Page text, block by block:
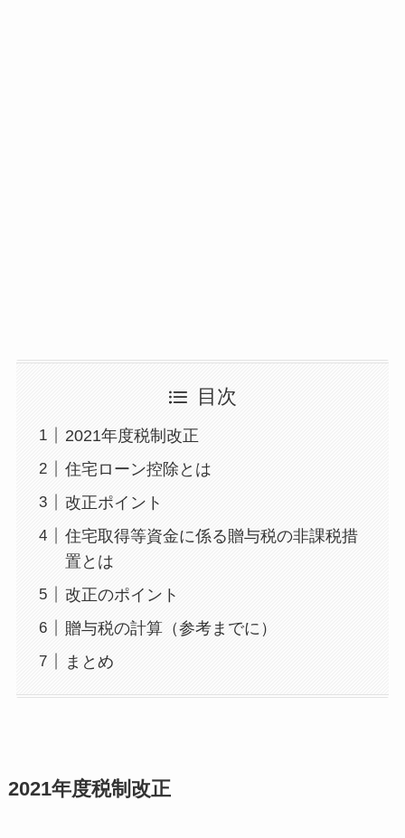
目次
2021年度税制改正
住宅ローン控除とは
改正ポイント
住宅取得等資金に係る贈与税の非課税措
置とは
改正のポイント
贈与税の計算（参考までに）
まとめ
2021年度税制改正